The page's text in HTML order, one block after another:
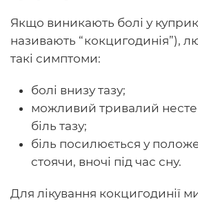
Якщо виникають болі у
називають “кокцигодинія”),
такі симптоми:
болі внизу тазу;
можливий тривалий
біль тазу;
біль посилюється у
стоячи, вночі під час сну.
Для лікування кокцигодинії